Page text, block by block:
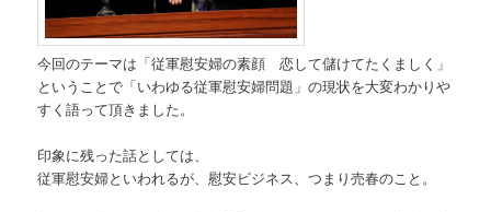
今回のテーマは「従軍慰安婦の素顔 恋して儲けてたくましく」
ということで「いわゆる従軍慰安婦問題」の現状を大変わかりや
すく語って頂きました。
印象に残った話としては、
従軍慰安婦といわれるが、慰安ビジネス、つまり売春のこと。